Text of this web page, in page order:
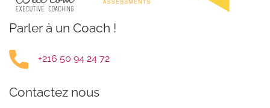
Parler à un Coach !
+216 50 94 24 72
Contactez nous